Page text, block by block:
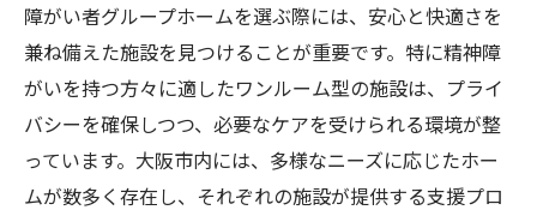
快適な生活を支えるホームの条件
グループホーム選びで注目すべきポイント
理想の暮らしを実現するホームの選び方
大阪市で理想的なワンルーム障がい者グループ
ホームとは
障がい者グループホームを選ぶ際には、安心と快適さを
兼ね備えた施設を見つけることが重要です。特に精神障
がいを持つ方々に適したワンルーム型の施設は、プライ
バシーを確保しつつ、必要なケアを受けられる環境が整
っています。大阪市内には、多様なニーズに応じたホー
ムが数多く存在し、それぞれの施設が提供する支援プロ